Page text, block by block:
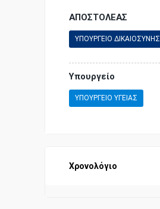
ΑΠΟΣΤΟΛΕΑΣ
ΥΠΟΥΡΓΕΙΟ ΔΙΚΑΙΟΣΥΝΗΣ
Υπουργείο
ΥΠΟΥΡΓΕΙΟ ΥΓΕΙΑΣ
Χρονολόγιο